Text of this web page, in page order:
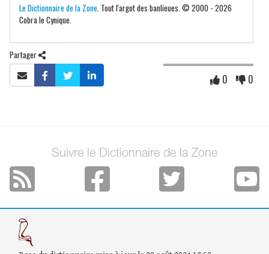
Le Dictionnaire de la Zone . Tout l'argot des banlieues. © 2000 - 2026
Cobra le Cynique.
Partager
0 0
Suivre le Dictionnaire de la Zone